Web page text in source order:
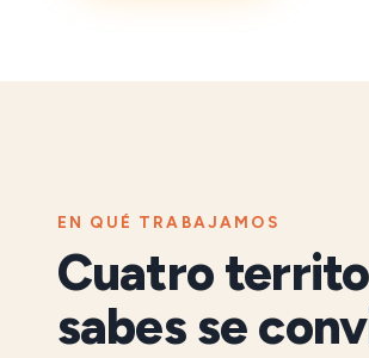
EN QUÉ TRABAJAMOS
Cuatro
sabes se